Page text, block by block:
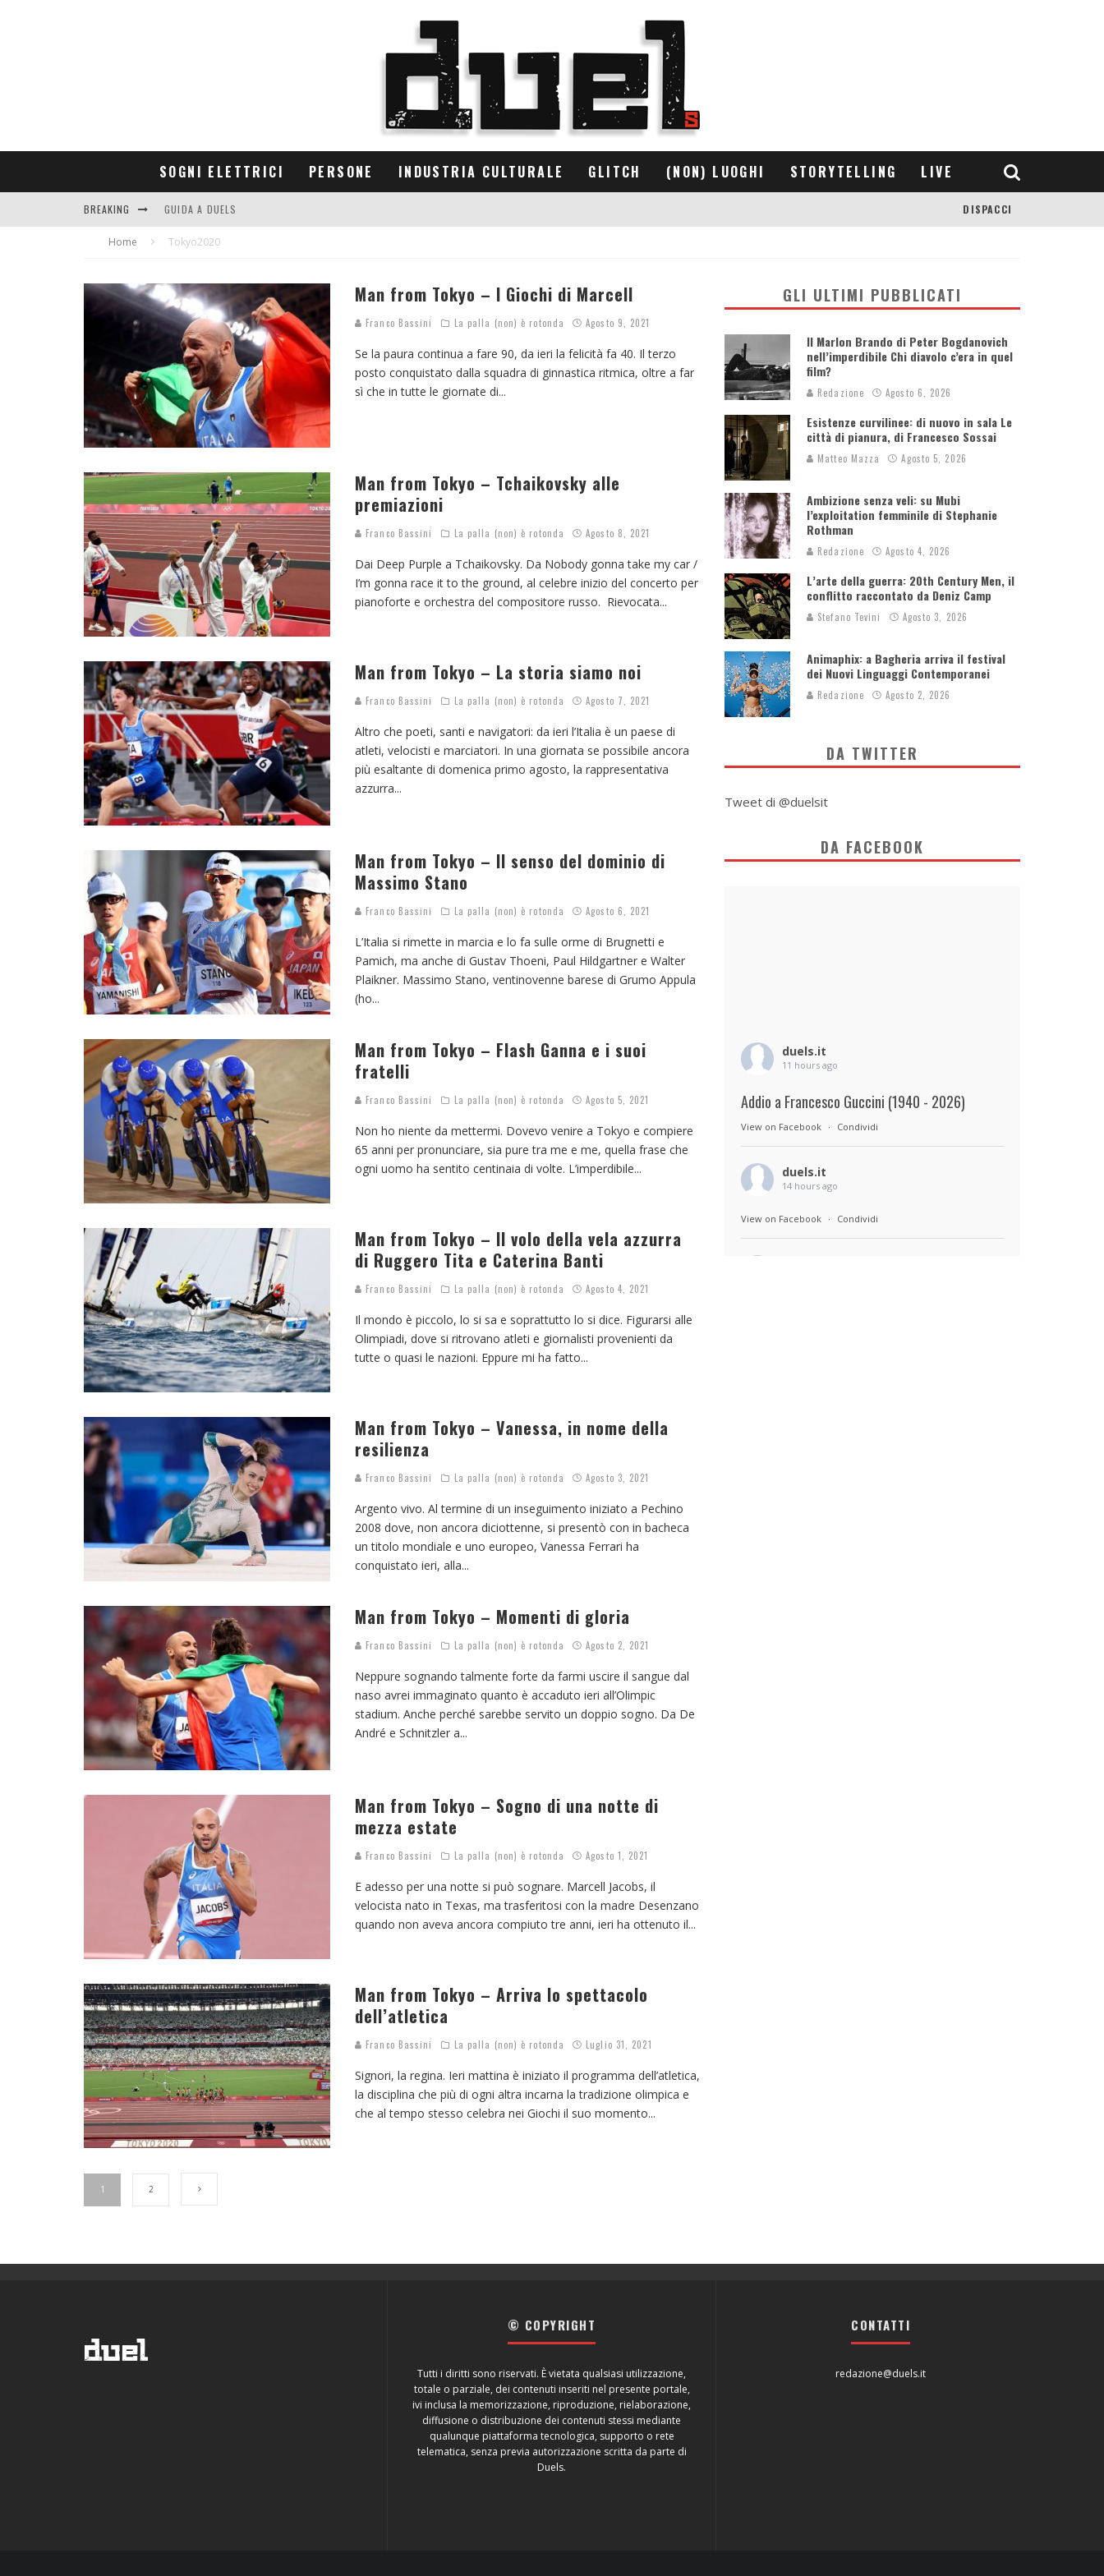
SOGNI ELETTRICI PERSONE INDUSTRIA CULTURALE GLITCH (NON) LUOGHI STORYTELLING LIVE
BREAKING GUIDA A DUELS
CONTRIBUTORS
DISPACCI
Home Tokyo2020
Man from Tokyo – I Giochi di Marcell
Franco Bassini La palla (non) è rotonda Agosto 9, 2021
Se la paura continua a fare 90, da ieri la felicità fa 40. Il terzo
posto conquistato dalla squadra di ginnastica ritmica, oltre a far
sì che in tutte le giornate di...
Man from Tokyo – Tchaikovsky alle
premiazioni
Franco Bassini La palla (non) è rotonda Agosto 8, 2021
Dai Deep Purple a Tchaikovsky. Da Nobody gonna take my car /
I’m gonna race it to the ground, al celebre inizio del concerto per
pianoforte e orchestra del compositore russo. Rievocata...
Man from Tokyo – La storia siamo noi
Franco Bassini La palla (non) è rotonda Agosto 7, 2021
Altro che poeti, santi e navigatori: da ieri l’Italia è un paese di
atleti, velocisti e marciatori. In una giornata se possibile ancora
più esaltante di domenica primo agosto, la rappresentativa
azzurra...
Man from Tokyo – Il senso del dominio di
Massimo Stano
Franco Bassini La palla (non) è rotonda Agosto 6, 2021
L’Italia si rimette in marcia e lo fa sulle orme di Brugnetti e
Pamich, ma anche di Gustav Thoeni, Paul Hildgartner e Walter
Plaikner. Massimo Stano, ventinovenne barese di Grumo Appula
(ho...
Man from Tokyo – Flash Ganna e i suoi
fratelli
Franco Bassini La palla (non) è rotonda Agosto 5, 2021
Non ho niente da mettermi. Dovevo venire a Tokyo e compiere
65 anni per pronunciare, sia pure tra me e me, quella frase che
ogni uomo ha sentito centinaia di volte. L’imperdibile...
Man from Tokyo – Il volo della vela azzurra
di Ruggero Tita e Caterina Banti
Franco Bassini La palla (non) è rotonda Agosto 4, 2021
Il mondo è piccolo, lo si sa e soprattutto lo si dice. Figurarsi alle
Olimpiadi, dove si ritrovano atleti e giornalisti provenienti da
tutte o quasi le nazioni. Eppure mi ha fatto...
Man from Tokyo – Vanessa, in nome della
resilienza
Franco Bassini La palla (non) è rotonda Agosto 3, 2021
Argento vivo. Al termine di un inseguimento iniziato a Pechino
2008 dove, non ancora diciottenne, si presentò con in bacheca
un titolo mondiale e uno europeo, Vanessa Ferrari ha
conquistato ieri, alla...
Man from Tokyo – Momenti di gloria
Franco Bassini La palla (non) è rotonda Agosto 2, 2021
Neppure sognando talmente forte da farmi uscire il sangue dal
naso avrei immaginato quanto è accaduto ieri all’Olimpic
stadium. Anche perché sarebbe servito un doppio sogno. Da De
André e Schnitzler a...
Man from Tokyo – Sogno di una notte di
mezza estate
Franco Bassini La palla (non) è rotonda Agosto 1, 2021
E adesso per una notte si può sognare. Marcell Jacobs, il
velocista nato in Texas, ma trasferitosi con la madre Desenzano
quando non aveva ancora compiuto tre anni, ieri ha ottenuto il...
Man from Tokyo – Arriva lo spettacolo
dell’atletica
Franco Bassini La palla (non) è rotonda Luglio 31, 2021
Signori, la regina. Ieri mattina è iniziato il programma dell’atletica,
la disciplina che più di ogni altra incarna la tradizione olimpica e
che al tempo stesso celebra nei Giochi il suo momento...
1 2
GLI ULTIMI PUBBLICATI
Il Marlon Brando di Peter Bogdanovich
nell’imperdibile Chi diavolo c’era in quel
film?
Redazione Agosto 6, 2026
Esistenze curvilinee: di nuovo in sala Le
città di pianura, di Francesco Sossai
Matteo Mazza Agosto 5, 2026
Ambizione senza veli: su Mubi
l’exploitation femminile di Stephanie
Rothman
Redazione Agosto 4, 2026
L’arte della guerra: 20th Century Men, il
conflitto raccontato da Deniz Camp
Stefano Tevini Agosto 3, 2026
Animaphix: a Bagheria arriva il festival
dei Nuovi Linguaggi Contemporanei
Redazione Agosto 2, 2026
DA TWITTER
Tweet di @duelsit
DA FACEBOOK
duels.it
11 hours ago
Addio a Francesco Guccini (1940 - 2026)
View on Facebook · Condividi
duels.it
14 hours ago
View on Facebook · Condividi
© COPYRIGHT
Tutti i diritti sono riservati. È vietata qualsiasi utilizzazione,
totale o parziale, dei contenuti inseriti nel presente portale,
ivi inclusa la memorizzazione, riproduzione, rielaborazione,
diffusione o distribuzione dei contenuti stessi mediante
qualunque piattaforma tecnologica, supporto o rete
telematica, senza previa autorizzazione scritta da parte di
Duels.
CONTATTI
redazione@duels.it